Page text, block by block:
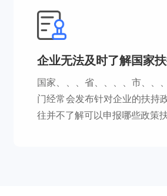
企业无法及时了解国家
国家、、、省、、、、市、
门经常会发布针对企业的扶持政
往并不了解可以申报哪些政策